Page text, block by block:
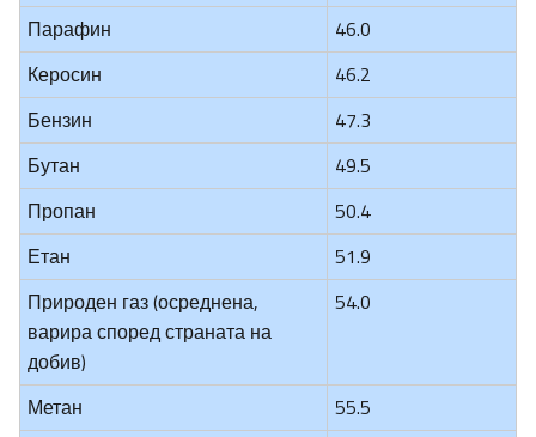
Парафин
46.0
Керосин
46.2
Бензин
47.3
Бутан
49.5
Пропан
50.4
Етан
51.9
Природен газ (осреднена,
варира според страната на
добив)
54.0
Метан
55.5